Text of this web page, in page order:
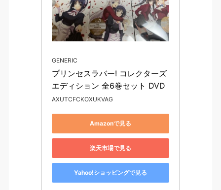
GENERIC
プリンセスラバー! コレクターズ
エディション 全6巻セット DVD
AXUTCFCKOXUKVAG
Amazonで見る
楽天市場で見る
Yahoo!ショッピングで見る